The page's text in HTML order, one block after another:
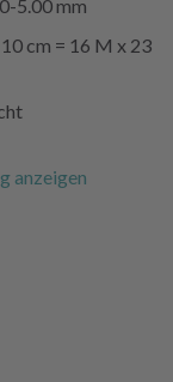
5.00 mm
cm = 16 M x 23
anzeigen